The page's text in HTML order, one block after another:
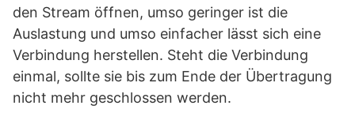
den Stream öffnen, umso geringer ist die
Auslastung und umso einfacher lässt sich eine
Verbindung herstellen. Steht die Verbindung
einmal, sollte sie bis zum Ende der Übertragung
nicht mehr geschlossen werden.